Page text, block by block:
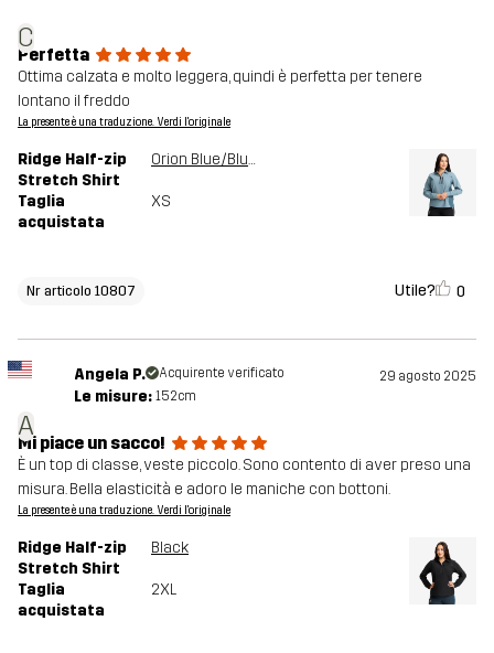
C
Perfetta
Ottima calzata e molto leggera, quindi è perfetta per tenere
lontano il freddo
La presente è una traduzione. Verdi l'originale
Ridge Half-zip
Stretch Shirt
Orion Blue/Blue Mirage
Taglia
acquistata
XS
Nr articolo 10807 Utile? 0
A
Angela P. Acquirente verificato 29 agosto 2025
Le misure: 152cm
Mi piace un sacco!
È un top di classe, veste piccolo. Sono contento di aver preso una
misura. Bella elasticità e adoro le maniche con bottoni.
La presente è una traduzione. Verdi l'originale
Ridge Half-zip
Stretch Shirt
Black
Taglia
acquistata
2XL